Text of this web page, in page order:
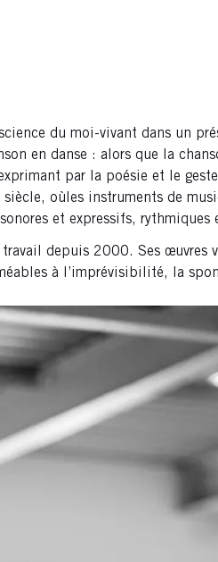
du moi-vivant dans un
en danse : alors que la
par la poésie et le
oùles instruments de
et expressifs, rythmiques
depuis 2000. Ses
à l’imprévisibilité, la